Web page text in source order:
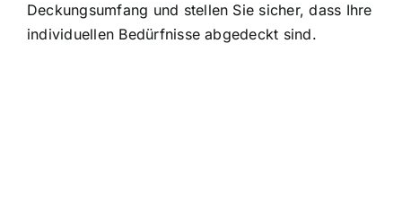
Deckungsumfang und stellen Sie sicher, dass Ihre
individuellen Bedürfnisse abgedeckt sind.